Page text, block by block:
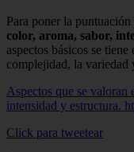
Para poner la
color, aroma, sabor,
aspectos básicos se
complejidad, la variedad
Aspectos que se valoran
intensidad y estructura.
Click para tweetear